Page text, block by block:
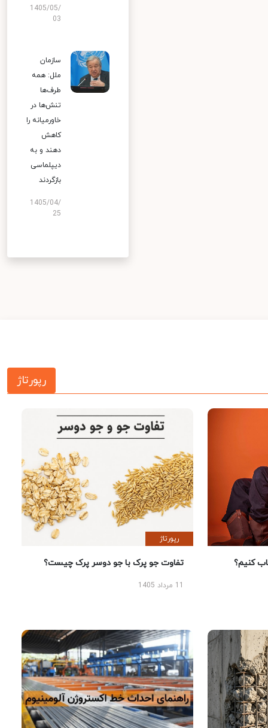
1405/05/
03
سازمان
ملل: همه
طرف‌ها
تنش‌ها در
خاورمیانه را
کاهش
دهند و به
دیپلماسی
بازگردند
1405/04/
25
رپورتاژ
کنیم؟
رپورتاژ
تفاوت جو پرک با جو دوسر پرک چیست؟